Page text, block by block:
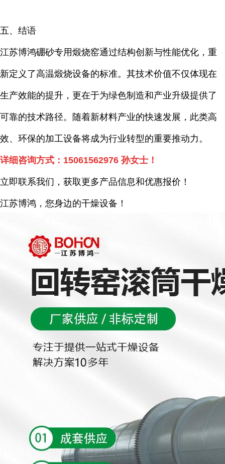
五、结语
江苏博鸿硼砂专用煅烧窑通过结构创新与性能优化，重
新定义了高温煅烧设备的标准。其技术价值不仅体现在
生产效能的提升，更在于为绿色制造和产业升级提供了
可靠的技术路径。随着新材料产业的快速发展，此类高
效、环保的加工设备将成为行业转型的重要推动力。
详细咨询方式： 15061562976 孙女士！
立即联系我们，获取更多产品信息和优惠报价！
江苏博鸿，您身边的干燥设备 ！